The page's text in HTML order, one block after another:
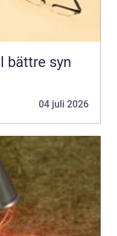
bättre syn
04 juli 2026